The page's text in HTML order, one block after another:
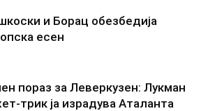
и Борац обезбедија
есен
пораз за Леверкузен: Лукман
трик ја израдува Аталанта